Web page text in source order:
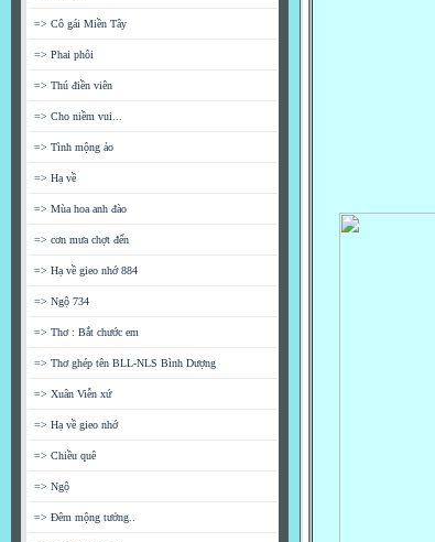
=> Cô gái Miền Tây
=> Phai phôi
=> Thú điền viên
=> Cho niềm vui...
=> Tình mộng ảo
=> Hạ về
=> Mùa hoa anh đào
=> cơn mưa chợt đến
=> Hạ về gieo nhớ 884
=> Ngộ 734
=> Thơ : Bắt chước em
=> Thơ ghép tên BLL-NLS Bình Dượng
=> Xuân Viễn xứ
=> Hạ về gieo nhớ
=> Chiều quê
=> Ngộ
=> Đêm mộng tưởng..